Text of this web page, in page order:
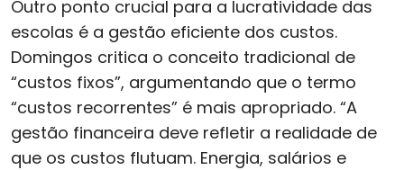
Outro ponto crucial para a lucratividade das
escolas é a gestão eficiente dos custos.
Domingos critica o conceito tradicional de
“custos fixos”, argumentando que o termo
“custos recorrentes” é mais apropriado. “A
gestão financeira deve refletir a realidade de
que os custos flutuam. Energia, salários e